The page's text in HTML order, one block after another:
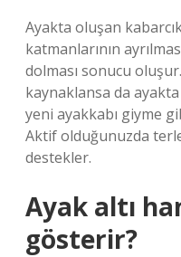
Ayakta oluşan
katmanlarının
dolması sonucu
kaynaklansa da
yeni ayakkabı giyme
Aktif olduğunuzda
destekler.
Ayak altı
gösterir?